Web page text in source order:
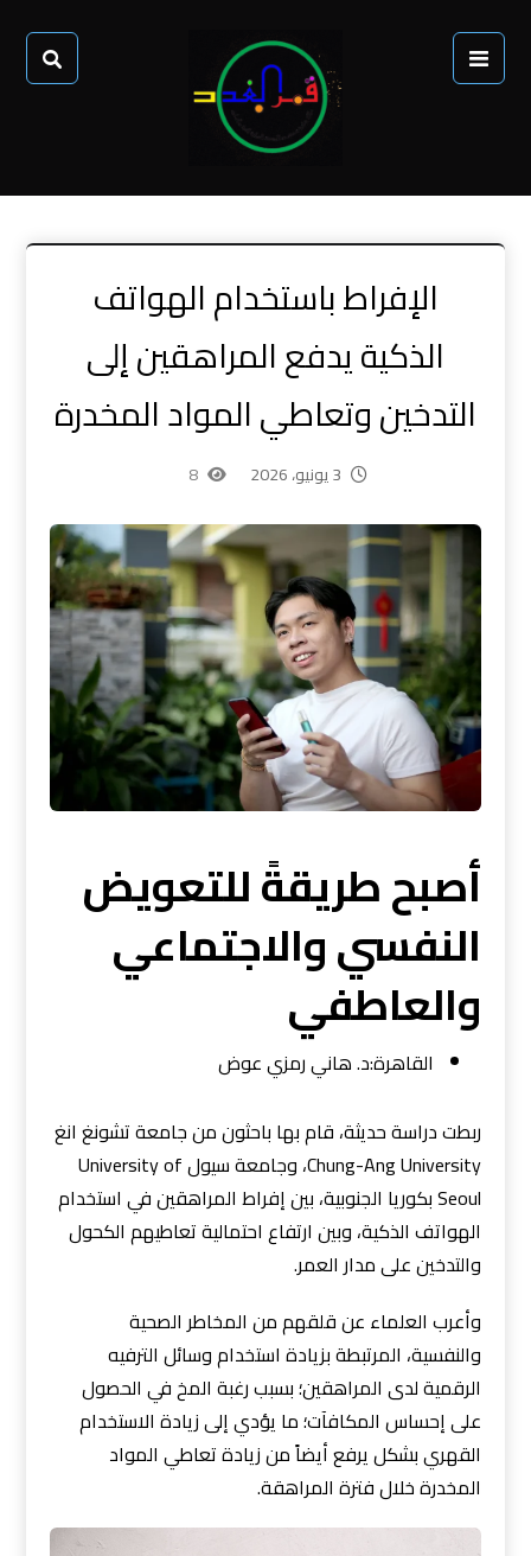
الإفراط باستخدام الهواتف
الذكية يدفع المراهقين إلى
التدخين وتعاطي المواد المخدرة
3 يونيو، 2026 8
أصبح طريقةً للتعويض
النفسي والاجتماعي
والعاطفي
القاهرة:د. هاني رمزي عوض
ربطت دراسة حديثة، قام بها باحثون من جامعة تشونغ انغ
Chung-Ang University، وجامعة سيول University of
Seoul بكوريا الجنوبية، بين إفراط المراهقين في استخدام
الهواتف الذكية، وبين ارتفاع احتمالية تعاطيهم الكحول
والتدخين على مدار العمر.
وأعرب العلماء عن قلقهم من المخاطر الصحية
والنفسية، المرتبطة بزيادة استخدام وسائل الترفيه
الرقمية لدى المراهقين؛ بسبب رغبة المخ في الحصول
على إحساس المكافآت؛ ما يؤدي إلى زيادة الاستخدام
القهري بشكل يرفع أيضاً من زيادة تعاطي المواد
المخدرة خلال فترة المراهقة.